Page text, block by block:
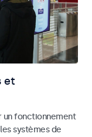
et
un fonctionnement
systèmes de